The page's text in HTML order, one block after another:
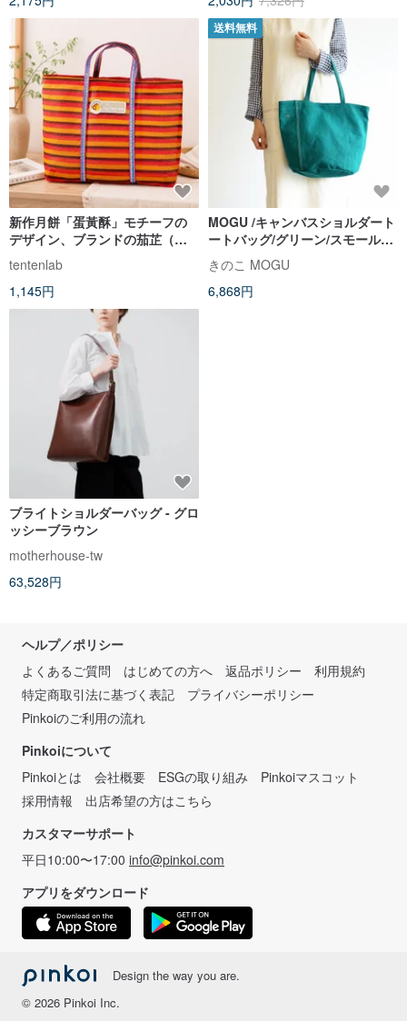
新作月餅「蛋黃酥」モチーフの
デザイン、ブランドの茄芷（ガ
ージー）バッグ｜夏休み｜父の
日ギフト｜男性への贈り物
tentenlab
1,145円
送料無料
MOGU /キャンバスショルダート
ートバッグ/グリーン/スモールカ
ム
きのこ MOGU
6,868円
ブライトショルダーバッグ - グロ
ッシーブラウン
motherhouse-tw
63,528円
ヘルプ／ポリシー
よくあるご質問
はじめての方へ 返品ポリシー
利用規約
特定商取引法に基づく表記
プライバシーポリシー
Pinkoiのご利用の流れ
Pinkoiについて
Pinkoiとは
会社概要 ESGの取り組み
Pinkoiマスコット
採用情報
出店希望の方はこちら
カスタマーサポート
平日10:00〜17:00 info@pinkoi.com
アプリをダウンロード
Design the way you are.
© 2026 Pinkoi Inc.